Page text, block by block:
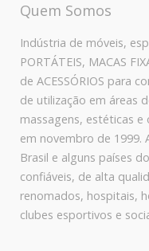
Quem Somos
Indústria de móveis,
PORTÁTEIS, MACAS
de ACESSÓRIOS para
de utilização em áreas
massagens, estéticas e
em novembro de
Brasil e alguns países
confiáveis, de alta
renomados, hospitais,
clubes esportivos e